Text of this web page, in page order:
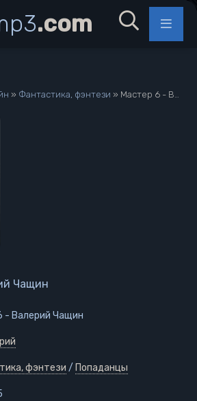
» Фантастика, фэнтези » Мастер 6 - Валерий Чащин
Чащин
- Валерий Чащин
фэнтези / Попаданцы
.com